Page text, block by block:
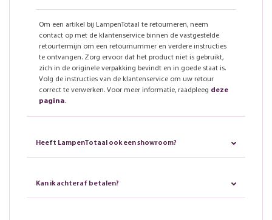
Om een artikel bij LampenTotaal te retourneren, neem
contact op met de klantenservice binnen de vastgestelde
retourtermijn om een retournummer en verdere instructies
te ontvangen. Zorg ervoor dat het product niet is gebruikt,
zich in de originele verpakking bevindt en in goede staat is.
Volg de instructies van de klantenservice om uw retour
correct te verwerken. Voor meer informatie, raadpleeg deze
pagina.
Heeft LampenTotaal ook een showroom?
Kan ik achteraf betalen?